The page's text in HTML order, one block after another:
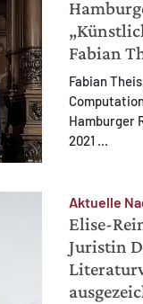
Fabian
Fabian
Hamburger
2021 ...
Aktuelle
Elise-
Juristin